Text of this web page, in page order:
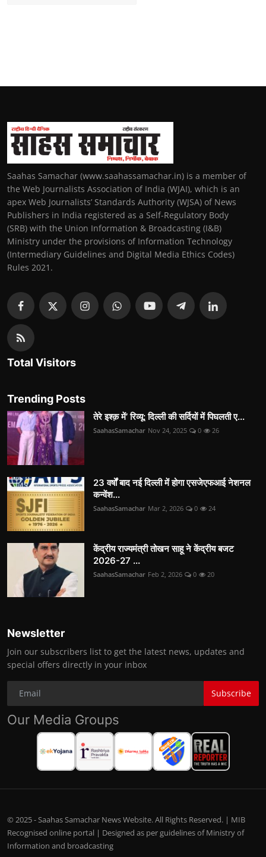
Saahas Samachar (www.saahassamachar.in) is a member of
the Web Journalists Association of India (WJAI), which is an
apex Web Journalists’ Standards Authority (WJSA) of News
Publishers in India registered as a Self-Regulatory Body
(SRB) with the Union Information & Broadcasting (I&B)
Ministry under the provisions of Information Technology
(Intermediary Guidelines and Digital Media Ethics Codes)
Rules 2021.
Total Visitors
Trending Posts
तेरे इश्क़ में’ रिव्यू: दिल्ली की सर्दियों में पिघलती ए...
SaahasSamachar Nov 24, 2025 0 26
23 वर्षों बाद नई दिल्ली में होगा एसजेएफआई नेशनल
कन्वेंश...
SaahasSamachar Mar 2, 2026 0 24
केंद्रीय राज्यमंत्री तोखन साहू ने केंद्रीय बजट
2026-27 ...
SaahasSamachar Feb 2, 2026 0 20
Newsletter
Join our subscribers list to get the latest news, updates and
special offers directly in your inbox
Subscribe
Our Media Groups
© 2025 - Saahas Samachar News Website. All Rights Reserved. | MIB
Recognised online portal | Designed as per guidelines of Ministry of
Information and broadcasting